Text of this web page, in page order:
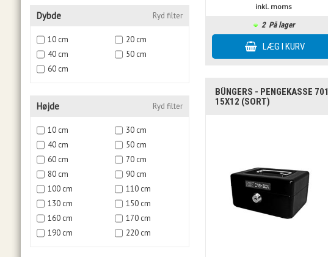
Dybde Ryd filter
10 cm
20 cm
40 cm
50 cm
60 cm
Højde Ryd filter
10 cm
30 cm
40 cm
50 cm
60 cm
70 cm
80 cm
90 cm
100 cm
110 cm
130 cm
150 cm
160 cm
170 cm
190 cm
220 cm
inkl. moms
2 På lager
BÜNGERS - PENGEKASSE 701
15X12 (SORT)